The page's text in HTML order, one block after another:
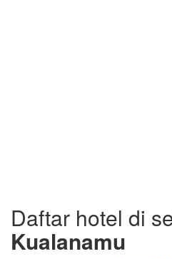
Daftar hotel di
Kualanamu